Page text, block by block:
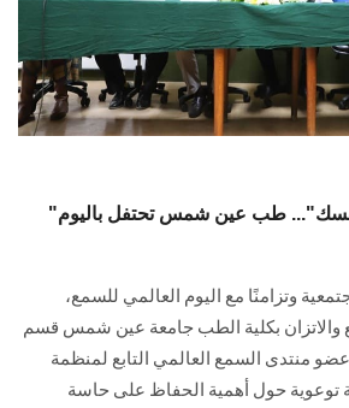
"أحمي سمعك.. اهتم بنفسك"... طب عين شمس تحتفل باليوم
وتزامنًا مع اليوم العالمي للسمع،
بكلية الطب جامعة عين شمس قسم
عضو منتدى السمع العالمي التابع لمنظمة
توعوية حول أهمية الحفاظ على حاسة